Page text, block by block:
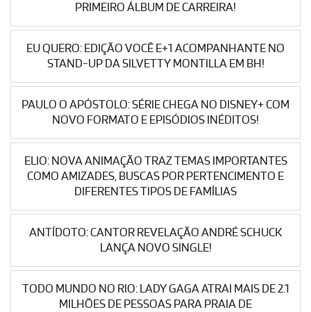
PRIMEIRO ÁLBUM DE CARREIRA!
EU QUERO: EDIÇÃO VOCÊ E+1 ACOMPANHANTE NO
STAND-UP DA SILVETTY MONTILLA EM BH!
PAULO O APÓSTOLO: SÉRIE CHEGA NO DISNEY+ COM
NOVO FORMATO E EPISÓDIOS INÉDITOS!
ELIO: NOVA ANIMAÇÃO TRAZ TEMAS IMPORTANTES
COMO AMIZADES, BUSCAS POR PERTENCIMENTO E
DIFERENTES TIPOS DE FAMÍLIAS
ANTÍDOTO: CANTOR REVELAÇÃO ANDRÉ SCHUCK
LANÇA NOVO SINGLE!
TODO MUNDO NO RIO: LADY GAGA ATRAI MAIS DE 2.1
MILHÕES DE PESSOAS PARA PRAIA DE